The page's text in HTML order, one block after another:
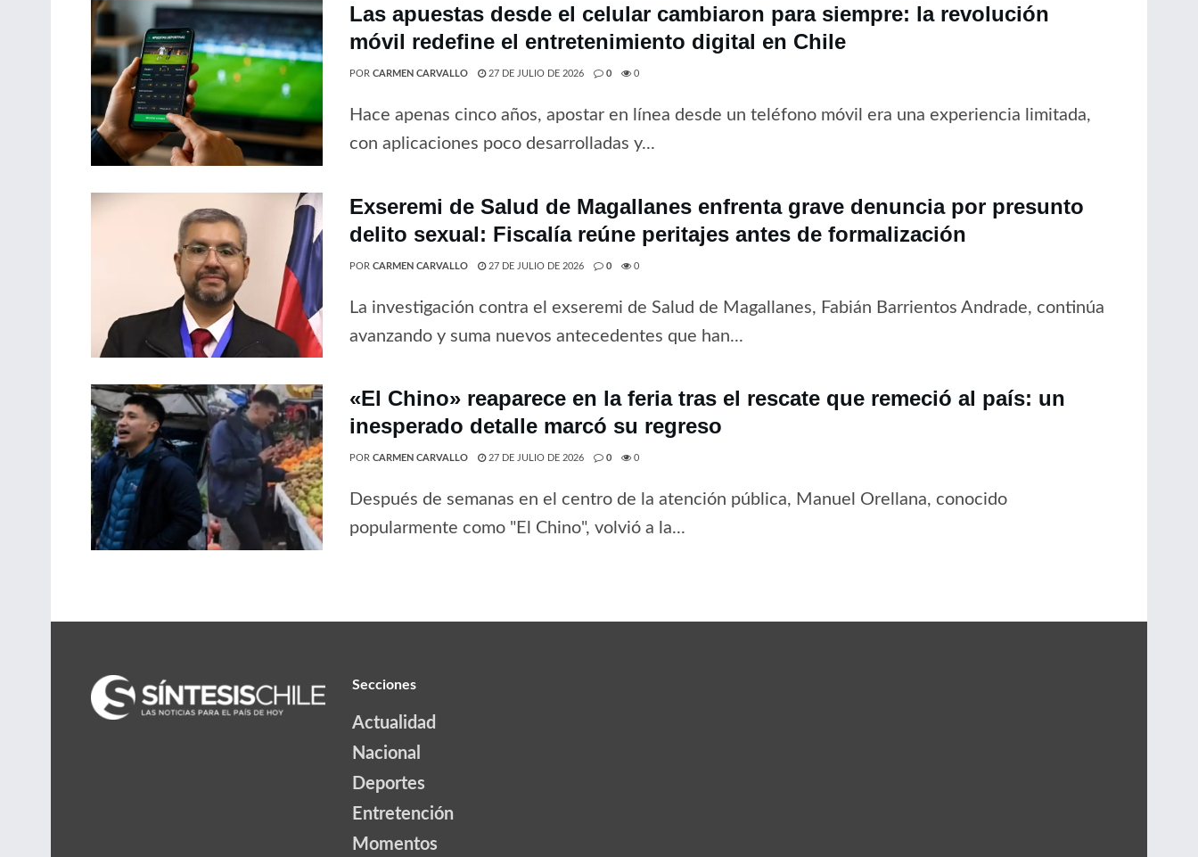
Las apuestas desde el celular cambiaron para siempre: la revolución
móvil redefine el entretenimiento digital en Chile
POR CARMEN CARVALLO 27 DE JULIO DE 2026 0 0
Hace apenas cinco años, apostar en línea desde un teléfono móvil era una experiencia limitada,
con aplicaciones poco desarrolladas y...
Exseremi de Salud de Magallanes enfrenta grave denuncia por presunto
delito sexual: Fiscalía reúne peritajes antes de formalización
POR CARMEN CARVALLO 27 DE JULIO DE 2026 0 0
La investigación contra el exseremi de Salud de Magallanes, Fabián Barrientos Andrade, continúa
avanzando y suma nuevos antecedentes que han...
«El Chino» reaparece en la feria tras el rescate que remeció al país: un
inesperado detalle marcó su regreso
POR CARMEN CARVALLO 27 DE JULIO DE 2026 0 0
Después de semanas en el centro de la atención pública, Manuel Orellana, conocido
popularmente como "El Chino", volvió a la...
Secciones
Actualidad
Nacional
Deportes
Entretención
Momentos